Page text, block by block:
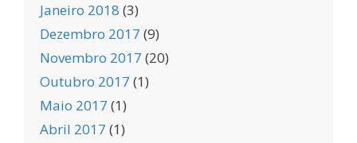
Janeiro 2018 (3)
Dezembro 2017 (9)
Novembro 2017 (20)
Outubro 2017 (1)
Maio 2017 (1)
Abril 2017 (1)